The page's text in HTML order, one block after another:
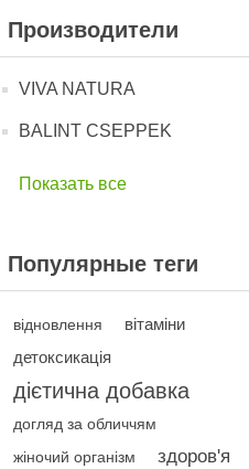
Производители
VIVA NATURA
BALINT CSEPPEK
Показать все
Популярные теги
відновлення
вітаміни
детоксикація
дієтична добавка
догляд за обличчям
жіночий організм
здоров'я